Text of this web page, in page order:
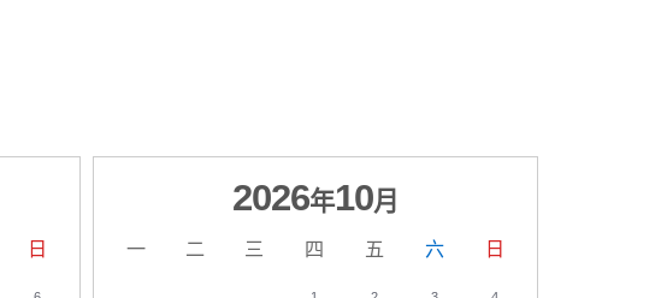
日
2026年10月
一 二 三 四 五 六 日